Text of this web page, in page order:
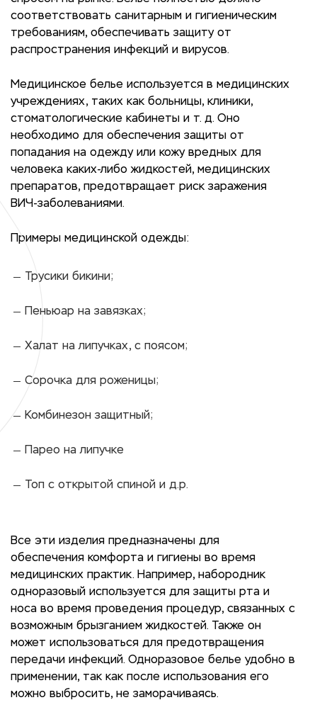
соответствовать санитарным и гигиеническим
требованиям, обеспечивать защиту от
распространения инфекций и вирусов.
Медицинское белье используется в медицинских
учреждениях, таких как больницы, клиники,
стоматологические кабинеты и т. д. Оно
необходимо для обеспечения защиты от
попадания на одежду или кожу вредных для
человека каких-либо жидкостей, медицинских
препаратов, предотвращает риск заражения
ВИЧ-заболеваниями.
Примеры медицинской одежды:
Трусики бикини;
Пеньюар на завязках;
Халат на липучках, с поясом;
Сорочка для роженицы;
Комбинезон защитный;
Парео на липучке
Топ с открытой спиной и д.р.
Все эти изделия предназначены для
обеспечения комфорта и гигиены во время
медицинских практик. Например, набородник
одноразовый используется для защиты рта и
носа во время проведения процедур, связанных с
возможным брызганием жидкостей. Также он
может использоваться для предотвращения
передачи инфекций. Одноразовое белье удобно в
применении, так как после использования его
можно выбросить, не заморачиваясь.